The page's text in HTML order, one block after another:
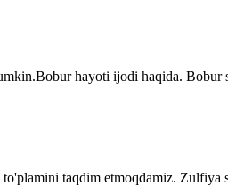
hayoti ijodi haqida.
taqdim etmoqdamiz. Zulfiya